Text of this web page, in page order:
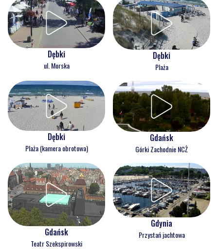
Dębki
ul. Morska
Dębki
Plaża
Dębki
Plaża (kamera obrotowa)
Gdańsk
Górki Zachodnie NCŻ
Gdańsk
Teatr Szekspirowski
Gdynia
Przystań jachtowa